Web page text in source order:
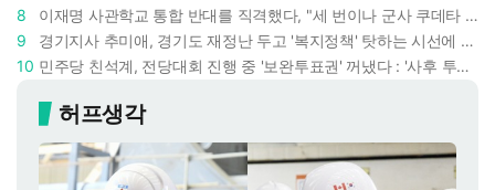
8
이재명 사관학교 통합 반대를 직격했다, "세 번이나 군사 쿠데타 했는데 압도적 지위"
9
경기지사 추미애, 경기도 재정난 두고 '복지정책' 탓하는 시선에 정면 반박 : "고령자와 아이 인구 급증"
10
민주당 친석계, 전당대회 진행 중 '보완투표권' 꺼냈다 : '사후 투표 허용' 무리수에 정청래 "투표 쿠데타"
허프생각